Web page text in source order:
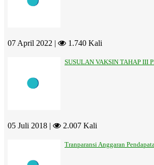
07 April 2022 | 1.740 Kali
SUSULAN VAKSIN TAHAP III
05 Juli 2018 | 2.007 Kali
Tranparansi Anggaran